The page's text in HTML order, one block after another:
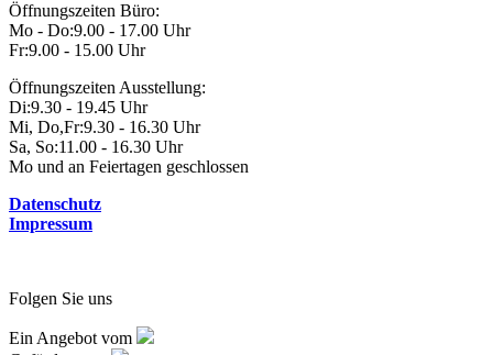
Öffnungszeiten Büro:
Mo - Do:9.00 - 17.00 Uhr
Fr:9.00 - 15.00 Uhr
Öffnungszeiten Ausstellung:
Di:9.30 - 19.45 Uhr
Mi, Do,Fr:9.30 - 16.30 Uhr
Sa, So:11.00 - 16.30 Uhr
Mo und an Feiertagen geschlossen
Datenschutz
Impressum
Folgen Sie uns
Ein Angebot vom